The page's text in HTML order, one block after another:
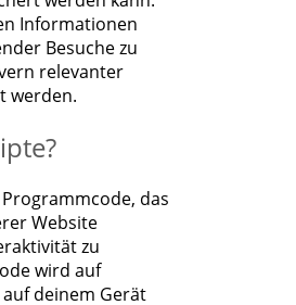
Informationen
Besuche zu
relevanter
werden.
das
Website
zu
wird auf
deinem Gerät